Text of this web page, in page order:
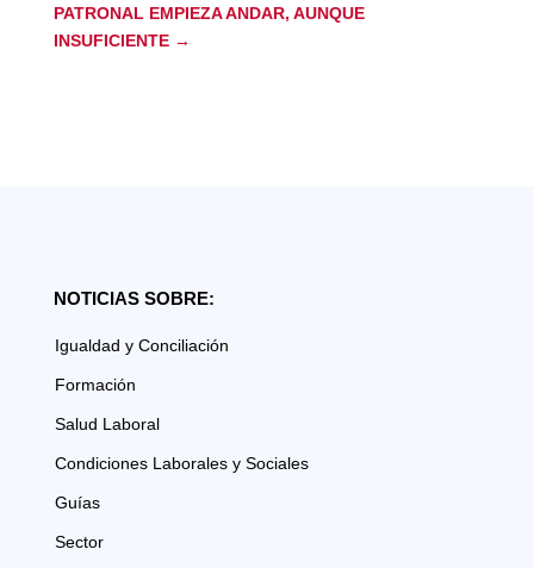
PATRONAL EMPIEZA ANDAR, AUNQUE
INSUFICIENTE→
NOTICIAS SOBRE:
Igualdad y Conciliación
Formación
Salud Laboral
Condiciones Laborales y Sociales
Guías
Sector